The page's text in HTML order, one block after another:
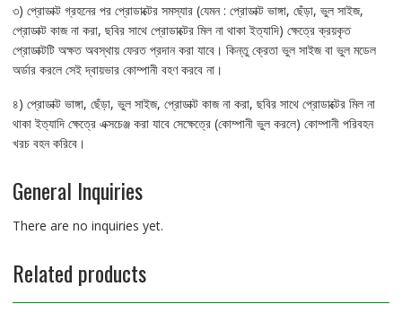
৩) প্রোডাক্ট গ্রহনের পর প্রোডাক্টের সমস্যার (যেমন : প্রোডাক্ট ভাঙ্গা, ছেঁড়া, ভুল সাইজ,
প্রোডাক্ট কাজ না করা, ছবির সাথে প্রোডাক্টের মিল না থাকা ইত্যাদি) ক্ষেত্রে ক্রয়কৃত
প্রোডাক্টটি অক্ষত অবস্থায় ফেরত প্রদান করা যাবে। কিন্তু ক্রেতা ভুল সাইজ বা ভুল মডেল
অর্ডার করলে সেই দ্বায়ভার কোম্পানী বহণ করবে না।
৪) প্রোডাক্ট ভাঙ্গা, ছেঁড়া, ভুল সাইজ, প্রোডাক্ট কাজ না করা, ছবির সাথে প্রোডাক্টের মিল না
থাকা ইত্যাদি ক্ষেত্রে এক্সচেঞ্জ করা যাবে সেক্ষেত্রে (কোম্পানী ভুল করলে) কোম্পানী পরিবহন
খরচ বহন করিবে।
General Inquiries
There are no inquiries yet.
Related products